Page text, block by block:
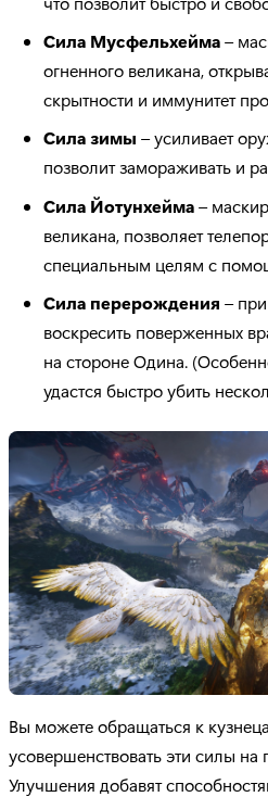
Сила Мусфельхейма–
огненного великана,
скрытности и иммунитет
Сила зимы – усиливает
позволит замораживать и
Сила Йотунхейма–
великана, позволяет
специальным целям с
Сила перерождения –
воскресить поверженных
на стороне Одина.
удастся быстро убить
Вы можете обращаться к
усовершенствовать эти силы на
Улучшения добавят